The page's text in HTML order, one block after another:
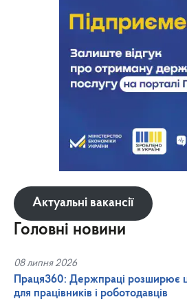
Актуальні вакансії
Головні новини
08 липня 2026
Праця360: Держпраці розширює
для працівників і роботодавців